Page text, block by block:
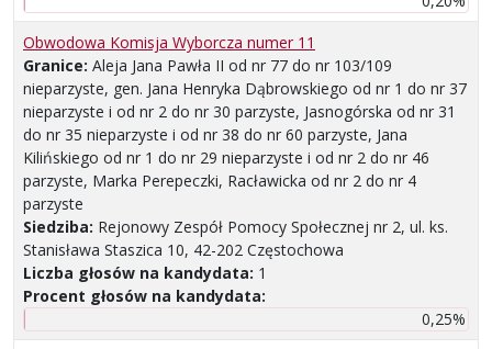
Obwodowa Komisja Wyborcza numer 11
Granice: Aleja Jana Pawła II od nr 77 do nr 103/109
nieparzyste, gen. Jana Henryka Dąbrowskiego od nr 1 do nr 37
nieparzyste i od nr 2 do nr 30 parzyste, Jasnogórska od nr 31
do nr 35 nieparzyste i od nr 38 do nr 60 parzyste, Jana
Kilińskiego od nr 1 do nr 29 nieparzyste i od nr 2 do nr 46
parzyste, Marka Perepeczki, Racławicka od nr 2 do nr 4
parzyste
Siedziba: Rejonowy Zespół Pomocy Społecznej nr 2, ul. ks.
Stanisława Staszica 10, 42-202 Częstochowa
Liczba głosów na kandydata: 1
Procent głosów na kandydata:
0,25%